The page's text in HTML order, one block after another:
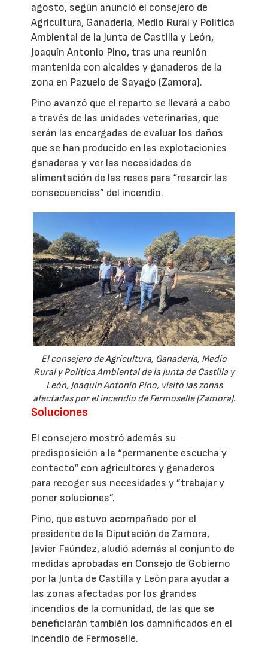
agosto, según anunció el consejero de
Agricultura, Ganadería, Medio Rural y Política
Ambiental de la Junta de Castilla y León,
Joaquín Antonio Pino, tras una reunión
mantenida con alcaldes y ganaderos de la
zona en Pazuelo de Sayago (Zamora).
Pino avanzó que el reparto se llevará a cabo
a través de las unidades veterinarias, que
serán las encargadas de evaluar los daños
que se han producido en las explotacionies
ganaderas y ver las necesidades de
alimentación de las reses para “resarcir las
consecuencias” del incendio.
El consejero de Agricultura, Ganadería, Medio
Rural y Política Ambiental de la Junta de Castilla y
León, Joaquín Antonio Pino, visitó las zonas
afectadas por el incendio de Fermoselle (Zamora).
Soluciones
El consejero mostró además su
predisposición a la “permanente escucha y
contacto“ con agricultores y ganaderos
para recoger sus necesidades y ”trabajar y
poner soluciones”.
Pino, que estuvo acompañado por el
presidente de la Diputación de Zamora,
Javier Faúndez, aludió además al conjunto de
medidas aprobadas en Consejo de Gobierno
por la Junta de Castilla y León para ayudar a
las zonas afectadas por los grandes
incendios de la comunidad, de las que se
beneficiarán también los damnificados en el
incendio de Fermoselle.